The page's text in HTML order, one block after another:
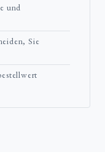
und
Sie